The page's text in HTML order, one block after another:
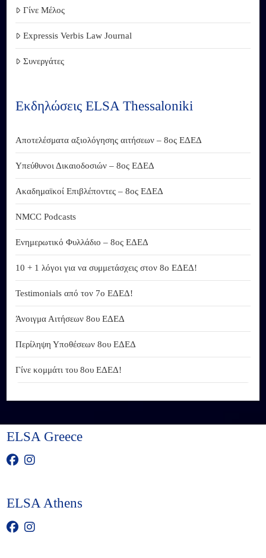
Γίνε Μέλος
Expressis Verbis Law Journal
Συνεργάτες
Εκδηλώσεις ELSA Thessaloniki
Αποτελέσματα αξιολόγησης αιτήσεων – 8ος ΕΔΕΔ
Υπεύθυνοι Δικαιοδοσιών – 8ος ΕΔΕΔ
Ακαδημαϊκοί Επιβλέποντες – 8ος ΕΔΕΔ
NMCC Podcasts
Ενημερωτικό Φυλλάδιο – 8ος ΕΔΕΔ
10 + 1 λόγοι για να συμμετάσχεις στον 8ο ΕΔΕΔ!
Testimonials από τον 7ο ΕΔΕΔ!
Άνοιγμα Αιτήσεων 8ου ΕΔΕΔ
Περίληψη Υποθέσεων 8ου ΕΔΕΔ
Γίνε κομμάτι του 8ου ΕΔΕΔ!
ELSA Greece
ELSA Athens